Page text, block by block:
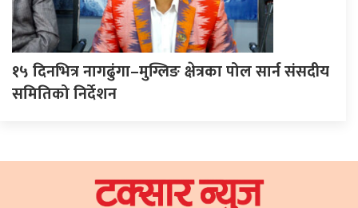
१५ दिनभित्र नागढुंगा–मुग्लिङ क्षेत्रका पोल सार्न संसदीय
समितिको निर्देशन